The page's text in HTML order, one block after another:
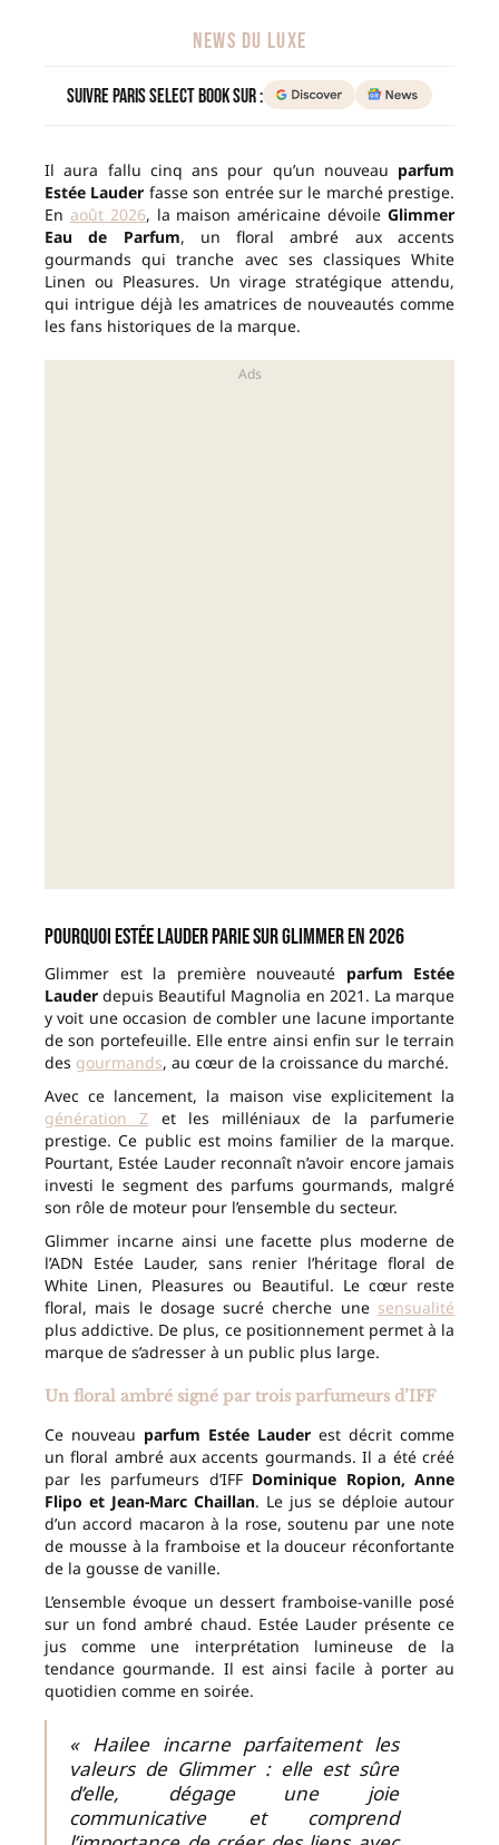
NEWS DU LUXE
Suivre Paris Select Book sur :
Il aura fallu cinq ans pour qu’un nouveau parfum
Estée Lauder fasse son entrée sur le marché prestige.
En août 2026, la maison américaine dévoileGlimmer
Eau de Parfum, un floral ambré aux accents
gourmands qui tranche avec ses classiques White
Linen ou Pleasures. Un virage stratégique attendu,
qui intrigue déjà les amatrices de nouveautés comme
les fans historiques de la marque.
Pourquoi Estée Lauder parie sur Glimmer en 2026
Glimmer est la première nouveauté parfum Estée
Lauder depuis Beautiful Magnolia en 2021. La marque
y voit une occasion de combler une lacune importante
de son portefeuille. Elle entre ainsi enfin sur le terrain
des gourmands, au cœur de la croissance du marché.
Avec ce lancement, la maison vise explicitement la
génération Z et les milléniaux de la parfumerie
prestige. Ce public est moins familier de la marque.
Pourtant, Estée Lauder reconnaît n’avoir encore jamais
investi le segment des parfums gourmands, malgré
son rôle de moteur pour l’ensemble du secteur.
Glimmer incarne ainsi une facette plus moderne de
l’ADN Estée Lauder, sans renier l’héritage floral de
White Linen, Pleasures ou Beautiful. Le cœur reste
floral, mais le dosage sucré cherche une sensualité
plus addictive. De plus, ce positionnement permet à la
marque de s’adresser à un public plus large.
Un floral ambré signé par trois parfumeurs d’IFF
Ce nouveau parfum Estée Lauder est décrit comme
un floral ambré aux accents gourmands. Il a été créé
par les parfumeurs d’IFF Dominique Ropion, Anne
Flipo et Jean-Marc Chaillan. Le jus se déploie autour
d’un accord macaron à la rose, soutenu par une note
de mousse à la framboise et la douceur réconfortante
de la gousse de vanille.
L’ensemble évoque un dessert framboise-vanille posé
sur un fond ambré chaud. Estée Lauder présente ce
jus comme une interprétation lumineuse de la
tendance gourmande. Il est ainsi facile à porter au
quotidien comme en soirée.
« Hailee incarne parfaitement les
valeurs de Glimmer : elle est sûre
d’elle, dégage une joie
communicative et comprend